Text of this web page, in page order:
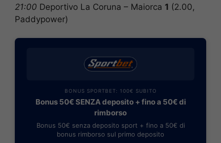
21:00 Deportivo La Coruna – Maiorca 1 (2.00,
Paddypower)
BONUS SPORTBET: 100€ SUBITO
Bonus 50€ SENZA deposito + fino a 50€ di
rimborso
Bonus 50€ senza deposito sport + fino a 50€ di
bonus rimborso sul primo deposito